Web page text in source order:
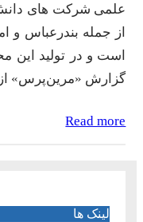
علمی شرکت های دانش
از جمله بندرعباس و
است و در تولید این
گزارش «مرین‌پرس»
Read more
لینک ها